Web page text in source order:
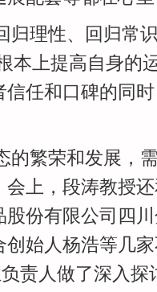
归理性、回归常
本上提高自身的
信任和口碑的同
的繁荣和发展，
上，段涛教授
份有限公司四
始人杨浩等几
责人做了深入探